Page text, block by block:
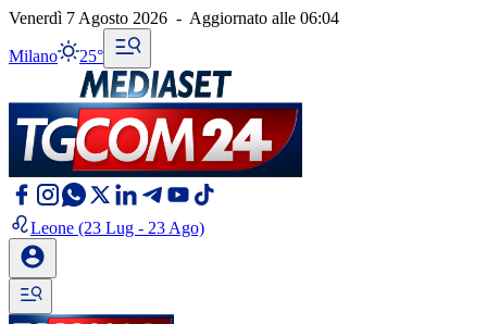
Venerdì 7 Agosto 2026 - Aggiornato alle 06:04
Milano 25°
Leone (23 Lug - 23 Ago)